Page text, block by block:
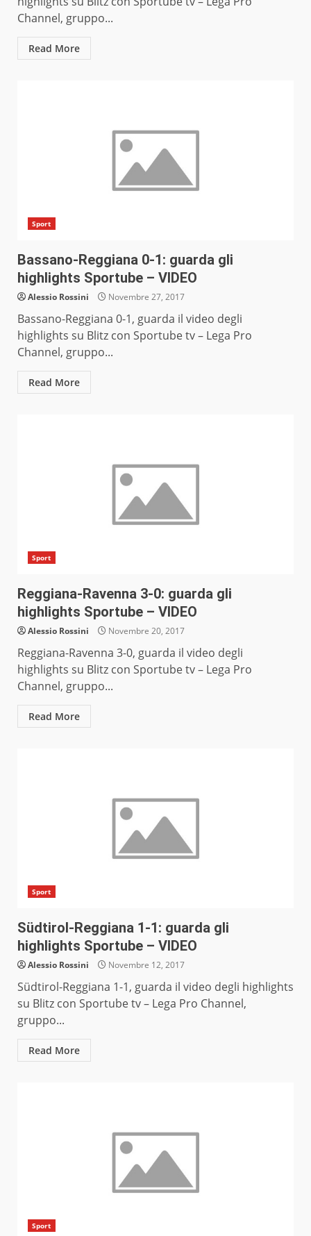
Channel, gruppo...
Read More
Sport
Bassano-Reggiana 0-1: guarda gli
highlights Sportube – VIDEO
Alessio Rossini Novembre 27, 2017
Bassano-Reggiana 0-1, guarda il video degli
highlights su Blitz con Sportube tv – Lega Pro
Channel, gruppo...
Read More
Sport
Reggiana-Ravenna 3-0: guarda gli
highlights Sportube – VIDEO
Alessio Rossini Novembre 20, 2017
Reggiana-Ravenna 3-0, guarda il video degli
highlights su Blitz con Sportube tv – Lega Pro
Channel, gruppo...
Read More
Sport
Südtirol-Reggiana 1-1: guarda gli
highlights Sportube – VIDEO
Alessio Rossini Novembre 12, 2017
Südtirol-Reggiana 1-1, guarda il video degli highlights
su Blitz con Sportube tv – Lega Pro Channel,
gruppo...
Read More
Sport